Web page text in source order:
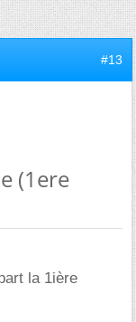
#13
(1ere
la 1ière